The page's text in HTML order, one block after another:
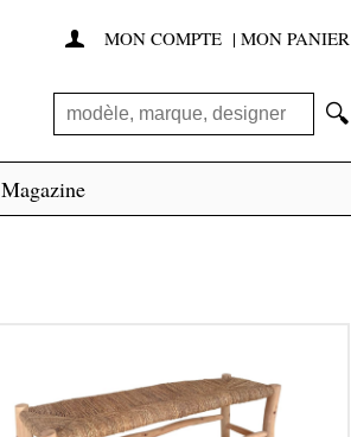
 MON COMPTE | MON PANIER
🔍
Magazine